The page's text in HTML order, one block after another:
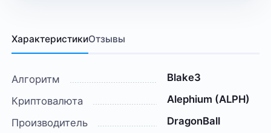
ХарактеристикиОтзывы
Алгоритм
Blake3
Криптовалюта
Alephium (ALPH)
Производитель
DragonBall